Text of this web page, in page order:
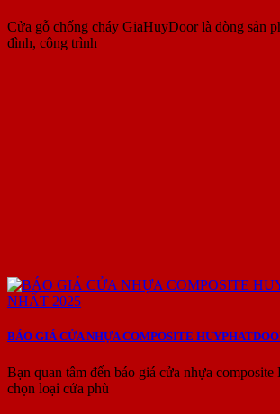
Cửa gỗ chống cháy GiaHuyDoor là dòng sản
đình, công trình
BÁO GIÁ CỬA NHỰA COMPOSITE
Bạn quan tâm đến báo giá cửa nhựa
chọn loại cửa phù